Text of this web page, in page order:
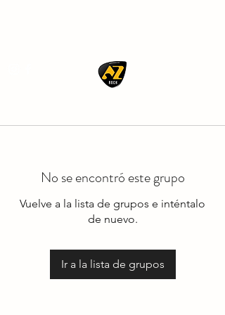
No se encontró este grupo
Vuelve a la lista de grupos e inténtalo
de nuevo.
Ir a la lista de grupos